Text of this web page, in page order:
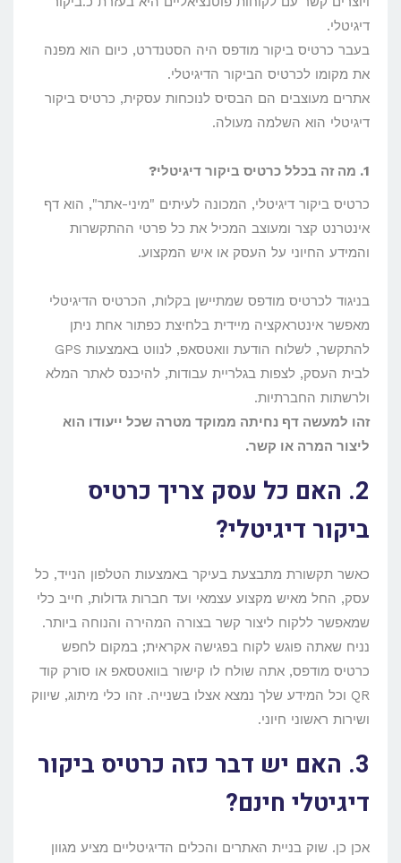
דיגיטלי.
בעבר כרטיס ביקור מודפס היה הסטנדרט, כיום הוא מפנה
את מקומו לכרטיס הביקור הדיגיטלי.
אתרים מעוצבים הם הבסיס לנוכחות עסקית, כרטיס ביקור
דיגיטלי הוא השלמה מעולה.
1. מה זה בכלל כרטיס ביקור דיגיטלי?
כרטיס ביקור דיגיטלי, המכונה לעיתים "מיני-אתר", הוא דף
אינטרנט קצר ומעוצב המכיל את כל פרטי ההתקשרות
והמידע החיוני על העסק או איש המקצוע.
בניגוד לכרטיס מודפס שמתיישן בקלות, הכרטיס הדיגיטלי
מאפשר אינטראקציה מיידית בלחיצת כפתור אחת ניתן
להתקשר, לשלוח הודעת וואטסאפ, לנווט באמצעות GPS
לבית העסק, לצפות בגלריית עבודות, להיכנס לאתר המלא
ולרשתות החברתיות.
זהו למעשה דף נחיתה ממוקד מטרה שכל ייעודו הוא
ליצור המרה או קשר.
2. האם כל עסק צריך כרטיס
ביקור דיגיטלי?
כאשר תקשורת מתבצעת בעיקר באמצעות הטלפון הנייד, כל
עסק, החל מאיש מקצוע עצמאי ועד חברות גדולות, חייב כלי
שמאפשר ללקוח ליצור קשר בצורה המהירה והנוחה ביותר.
נניח שאתה פוגש לקוח בפגישה אקראית; במקום לחפש
כרטיס מודפס, אתה שולח לו קישור בוואטסאפ או סורק קוד
QR וכל המידע שלך נמצא אצלו בשנייה. זהו כלי מיתוג, שיווק
ושירות ראשוני חיוני.
3. האם יש דבר כזה כרטיס ביקור
דיגיטלי חינם?
אכן כן. שוק בניית האתרים והכלים הדיגיטליים מציע מגוון